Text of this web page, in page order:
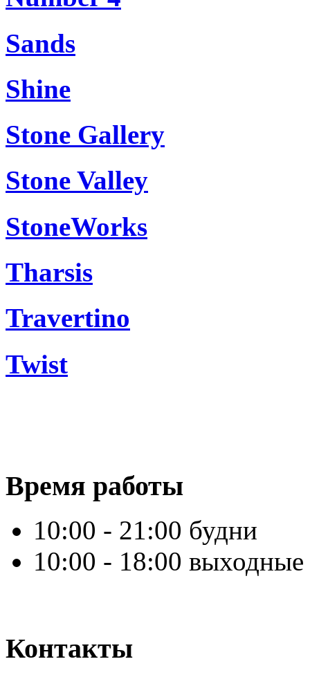
Sands
Shine
Stone Gallery
Stone Valley
StoneWorks
Tharsis
Travertino
Twist
Время работы
10:00 - 21:00 будни
10:00 - 18:00 выходные
Контакты